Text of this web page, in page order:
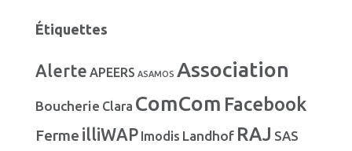
é
g
r
e
Étiquettes
Alerte APEERS ASAMOS Association
Boucherie Clara ComCom Facebook
Ferme illiWAP Imodis Landhof RAJ SAS